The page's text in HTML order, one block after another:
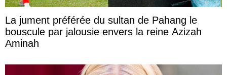
La jument préférée du sultan de Pahang le
bouscule par jalousie envers la reine Azizah
Aminah